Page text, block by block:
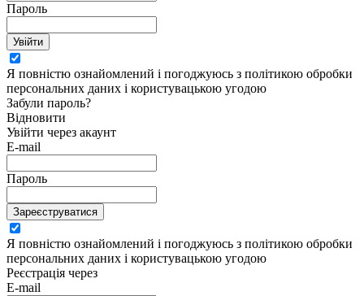
Пароль
Увійти
Я повністю ознайомлений і погоджуюсь з політикою обробки
персональних даних і користувацькою угодою
Забули пароль?
Відновити
Увійти через акаунт
E-mail
Пароль
Зареєструватися
Я повністю ознайомлений і погоджуюсь з політикою обробки
персональних даних і користувацькою угодою
Реєстрація через
E-mail